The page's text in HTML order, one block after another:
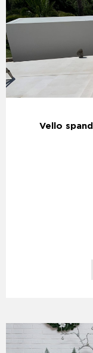
Vello